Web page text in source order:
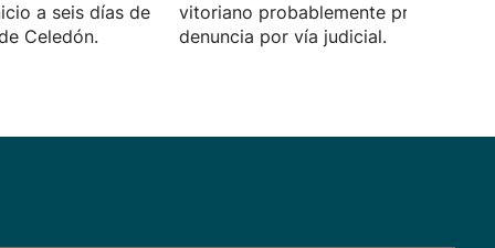
a seis días de
Celedón.
vitoriano probablemente presente
denuncia por vía judicial.